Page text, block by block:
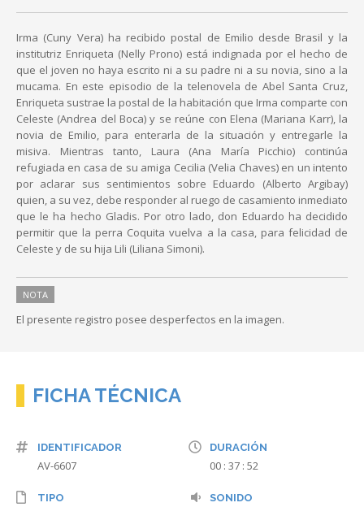
Irma (Cuny Vera) ha recibido postal de Emilio desde Brasil y la
institutriz Enriqueta (Nelly Prono) está indignada por el hecho de
que el joven no haya escrito ni a su padre ni a su novia, sino a la
mucama. En este episodio de la telenovela de Abel Santa Cruz,
Enriqueta sustrae la postal de la habitación que Irma comparte con
Celeste (Andrea del Boca) y se reúne con Elena (Mariana Karr), la
novia de Emilio, para enterarla de la situación y entregarle la
misiva. Mientras tanto, Laura (Ana María Picchio) continúa
refugiada en casa de su amiga Cecilia (Velia Chaves) en un intento
por aclarar sus sentimientos sobre Eduardo (Alberto Argibay)
quien, a su vez, debe responder al ruego de casamiento inmediato
que le ha hecho Gladis. Por otro lado, don Eduardo ha decidido
permitir que la perra Coquita vuelva a la casa, para felicidad de
Celeste y de su hija Lili (Liliana Simoni).
NOTA
El presente registro posee desperfectos en la imagen.
FICHA TÉCNICA
IDENTIFICADOR
AV-6607
TIPO
DURACIÓN
00 : 37 : 52
SONIDO